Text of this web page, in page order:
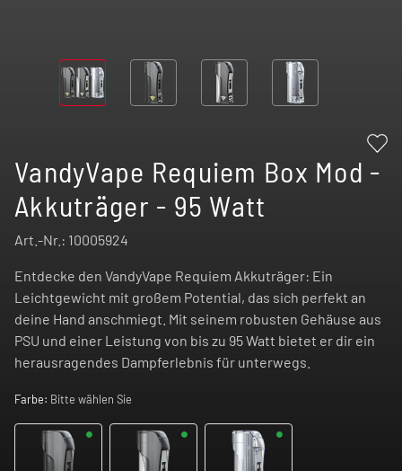
VandyVape Requiem Box Mod -
Akkuträger - 95 Watt
Art.-Nr.: 10005924
Entdecke den VandyVape Requiem Akkuträger: Ein
Leichtgewicht mit großem Potential, das sich perfekt an
deine Hand anschmiegt. Mit seinem robusten Gehäuse aus
PSU und einer Leistung von bis zu 95 Watt bietet er dir ein
herausragendes Dampferlebnis für unterwegs.
Farbe: Bitte wählen Sie